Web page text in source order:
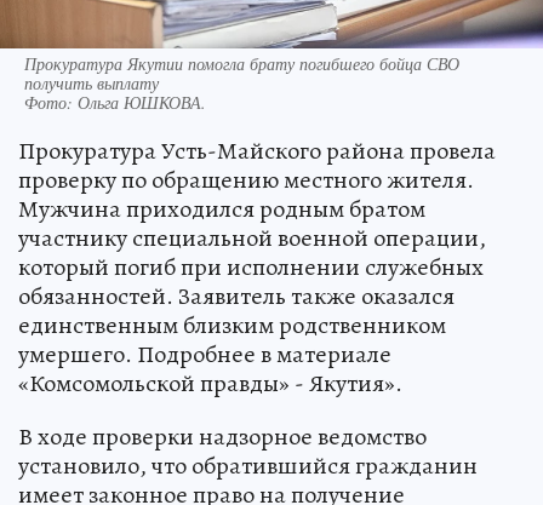
Прокуратура Якутии помогла брату погибшего бойца СВО
получить выплату
Фото: Ольга ЮШКОВА.
Прокуратура Усть-Майского района провела
проверку по обращению местного жителя.
Мужчина приходился родным братом
участнику специальной военной операции,
который погиб при исполнении служебных
обязанностей. Заявитель также оказался
единственным близким родственником
умершего. Подробнее в материале
«Комсомольской правды» - Якутия».
В ходе проверки надзорное ведомство
установило, что обратившийся гражданин
имеет законное право на получение